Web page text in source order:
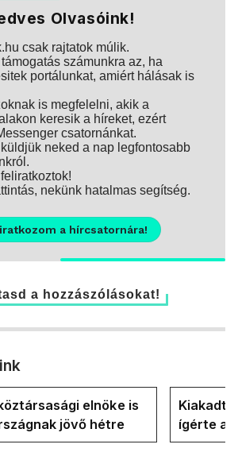
Olvasóink!
csak rajtatok múlik.
számunkra az, ha
portálunkat, amiért hálásak is
is megfelelni, akik a
keresik a híreket, ezért
csatornánkat.
neked a nap legfontosabb
nekünk hatalmas segítség.
a hírcsatornára!
a hozzászólásokat!
elnöke is
jövő hétre
Kiakadt
ígérte a
Magyar